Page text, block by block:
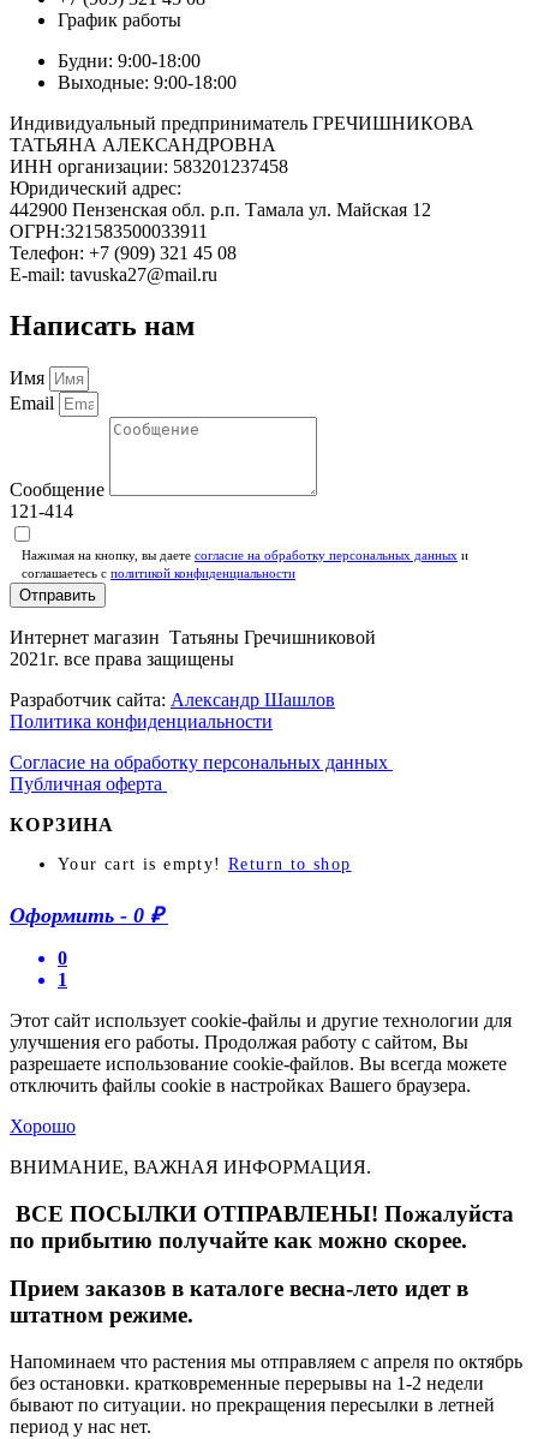
График работы
Будни: 9:00-18:00
Выходные: 9:00-18:00
Индивидуальный предприниматель ГРЕЧИШНИКОВА
ТАТЬЯНА АЛЕКСАНДРОВНА
ИНН организации: 583201237458
Юридический адрес:
442900 Пензенская обл. р.п. Тамала ул. Майская 12
ОГРН:321583500033911
Телефон: +7 (909) 321 45 08
E-mail: tavuska27@mail.ru
Написать нам
Имя
Email
Сообщение
121-414
Нажимая на кнопку, вы даете согласие на обработку персональных данных и
соглашаетесь c политикой конфиденциальности
Отправить
Интернет магазин Татьяны Гречишниковой
2021г. все права защищены
Разработчик сайта: Александр Шашлов
Политика конфиденциальности
Согласие на обработку персональных данных
Публичная оферта
КОРЗИНА
Your cart is empty! Return to shop
Оформить - 0 ₽
0
1
Этот сайт использует cookie-файлы и другие технологии для
улучшения его работы. Продолжая работу с сайтом, Вы
разрешаете использование cookie-файлов. Вы всегда можете
отключить файлы cookie в настройках Вашего браузера.
Хорошо
ВНИМАНИЕ, ВАЖНАЯ ИНФОРМАЦИЯ.
ВСЕ ПОСЫЛКИ ОТПРАВЛЕНЫ! Пожалуйста
по прибытию получайте как можно скорее.
Прием заказов в каталоге весна-лето идет в
штатном режиме.
Напоминаем что растения мы отправляем с апреля по октябрь
без остановки. кратковременные перерывы на 1-2 недели
бывают по ситуации. но прекращения пересылки в летней
период у нас нет.